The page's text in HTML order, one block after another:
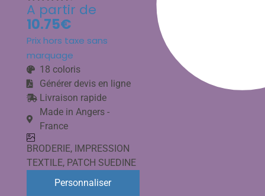
A partir de
10.75€
Prix hors taxe sans
marquage
18 coloris
Générer devis en ligne
Livraison rapide
Made in Angers -
France
BRODERIE, IMPRESSION
TEXTILE, PATCH SUEDINE
Personnaliser